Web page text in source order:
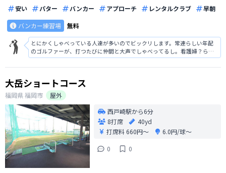
安い パター バンカー アプローチ レンタルクラブ
早朝
バンカー練習場
無料
とにかくしゃべっている人達が多いのでビックリします。常連らしい年配
のゴルファーが、打つたびに仲間と大声でしゃべってるし。看護婦？らし
い女性二人連れとそれを教えるレッスンプロ？（男）が、職場の愚痴やら
何やら大声でしゃべってる。この人達に限らず、いつ行ってもでかい声で
大岳ショートコース
福岡県福岡市
屋外
西戸崎駅から6分
8打席
40yd
打席料660円〜
6.0円/球〜
0
0